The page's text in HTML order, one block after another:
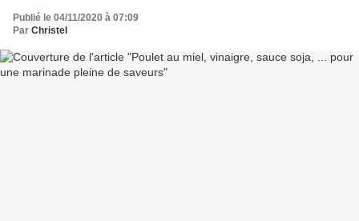
Publié le 04/11/2020 à 07:09
Par Christel